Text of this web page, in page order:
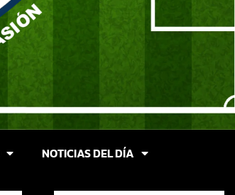
NOTICIAS DEL DÍA